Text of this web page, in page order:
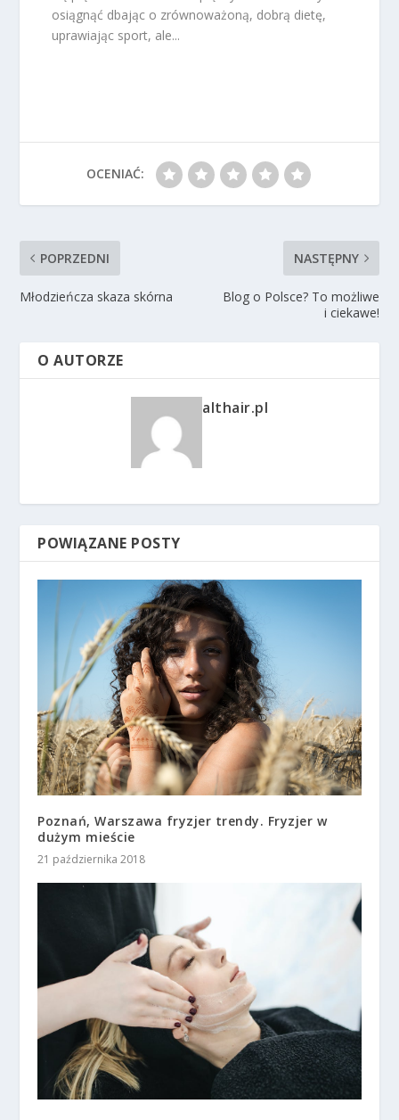
osiągnąć dbając o zrównoważoną, dobrą dietę,
uprawiając sport, ale...
OCENIAĆ:
POPRZEDNI
Młodzieńcza skaza skórna
NASTĘPNY
Blog o Polsce? To możliwe
i ciekawe!
O AUTORZE
althair.pl
POWIĄZANE POSTY
Poznań, Warszawa fryzjer trendy. Fryzjer w
dużym mieście
21 października 2018